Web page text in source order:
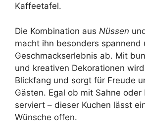
Kaffeetafel.
Die Kombination aus Nüssen
macht ihn besonders spannend
Geschmackserlebnis ab. Mit
und kreativen Dekorationen
Blickfang und sorgt für Freude
Gästen. Egal ob mit Sahne oder
serviert – dieser Kuchen lässt
Wünsche offen.